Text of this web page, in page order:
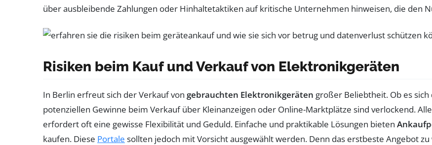
über ausbleibende Zahlungen oder Hinhaltetaktiken auf kritische Unternehmen hinweisen, die den
Risiken beim Kauf und Verkauf von Elektronikgeräten
In Berlin erfreut sich der Verkauf von gebrauchten Elektronikgeräten großer Beliebtheit. Ob es sich
potenziellen Gewinne beim Verkauf über Kleinanzeigen oder Online-Marktplätze sind verlockend.
erfordert oft eine gewisse Flexibilität und Geduld. Einfache und praktikable Lösungen bieten
kaufen. Diese Portale sollten jedoch mit Vorsicht ausgewählt werden. Denn das erstbeste Angebot